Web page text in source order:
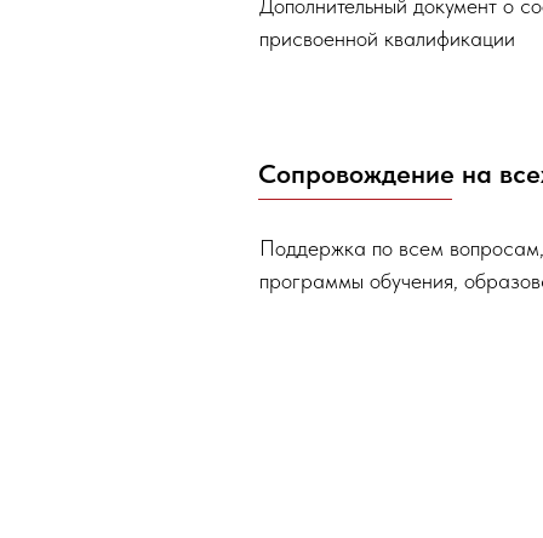
Сопровождение на
присвоенной квалификации
Поддержка по всем
программы обучения,